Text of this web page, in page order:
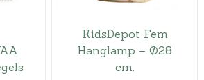
KidsDepot Fem
Hanglamp – Ø28
cm.